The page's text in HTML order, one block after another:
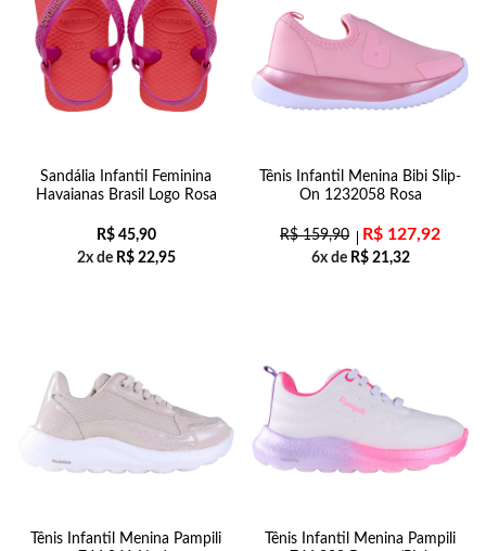
Sandália Infantil Feminina
Havaianas Brasil Logo Rosa
R$45,90
2x de R$22,95
Tênis Infantil Menina Bibi Slip-
On 1232058 Rosa
R$159,90 R$ 127,92
6x de R$21,32
Tênis Infantil Menina Pampili
Tênis Infantil Menina Pampili